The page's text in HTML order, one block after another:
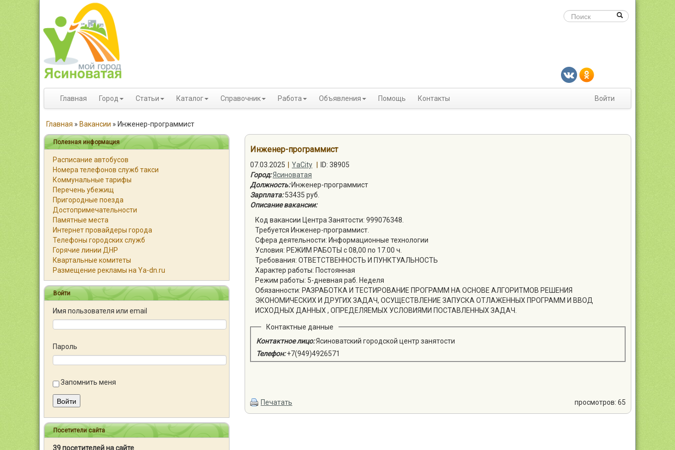
Главная Город Статьи Каталог Справочник Работа Объявления Помощь Контакты Войти
Главная » Вакансии » Инженер-программист
Полезная информация
Расписание автобусов
Номера телефонов служб такси
Коммунальные тарифы
Перечень убежищ
Пригородные поезда
Достопримечательности
Памятные места
Интернет провайдеры города
Телефоны городских служб
Горячие линии ДНР
Квартальные комитеты
Размещение рекламы на Ya-dn.ru
Войти
Имя пользователя или email
Пароль
Запомнить меня
Войти
Посетители сайта
39 посетителей на сайте
Инженер-программист
07.03.2025 YaCity
ID: 38905
Город:Ясиноватая
Должность: Инженер-программист
Зарплата: 53435 руб.
Описание вакансии:
Код вакансии Центра Занятости: 999076348.
Требуется Инженер-программист.
Сфера деятельности: Информационные технологии
Условия: РЕЖИМ РАБОТЫ с 08,00 по 17.00 ч.
Требования: ОТВЕТСТВЕННОСТЬ И ПУНКТУАЛЬНОСТЬ
Характер работы: Постоянная
Режим работы: 5-дневная раб. Неделя
Обязанности: РАЗРАБОТКА И ТЕСТИРОВАНИЕ ПРОГРАММ НА ОСНОВЕ АЛГОРИТМОВ РЕШЕНИЯ
ЭКОНОМИЧЕСКИХ И ДРУГИХ ЗАДАЧ, ОСУЩЕСТВЛЕНИЕ ЗАПУСКА ОТЛАЖЕННЫХ ПРОГРАММ И ВВОД
ИСХОДНЫХ ДАННЫХ , ОПРЕДЕЛЯЕМЫХ УСЛОВИЯМИ ПОСТАВЛЕННЫХ ЗАДАЧ.
Контактные данные
Контактное лицо:Ясиноватский городской центр занятости
Телефон: +7(949)4926571
Печатать просмотров: 65